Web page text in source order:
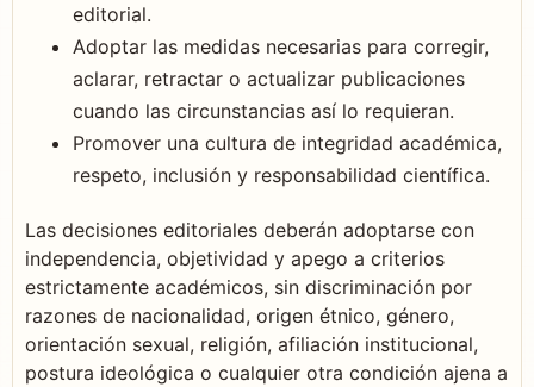
editorial.
Adoptar las medidas necesarias para corregir,
aclarar, retractar o actualizar publicaciones
cuando las circunstancias así lo requieran.
Promover una cultura de integridad académica,
respeto, inclusión y responsabilidad científica.
Las decisiones editoriales deberán adoptarse con
independencia, objetividad y apego a criterios
estrictamente académicos, sin discriminación por
razones de nacionalidad, origen étnico, género,
orientación sexual, religión, afiliación institucional,
postura ideológica o cualquier otra condición ajena a